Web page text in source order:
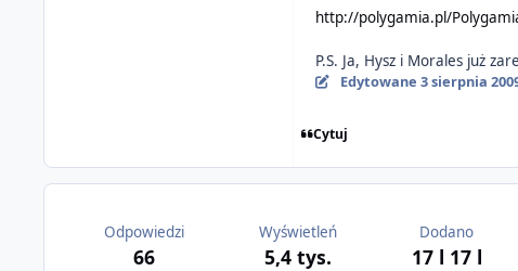
http://polygamia.pl/
P.S. Ja, Hysz i Morales już
Edytowane 3 sierpnia
Cytuj
Odpowiedzi
66
Wyświetleń
5,4 tys.
Dodano
17 l 17 l